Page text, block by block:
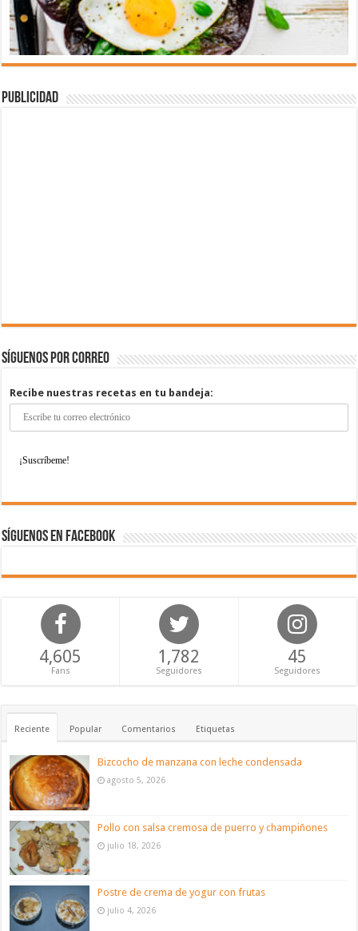
Publicidad
Síguenos por correo
Recibe nuestras recetas en tu bandeja:
Síguenos en Facebook
4,605
Fans
1,782
Seguidores
45
Seguidores
Reciente Popular Comentarios Etiquetas
Bizcocho de manzana con leche condensada
agosto 5, 2026
Pollo con salsa cremosa de puerro y champiñones
julio 18, 2026
Postre de crema de yogur con frutas
julio 4, 2026